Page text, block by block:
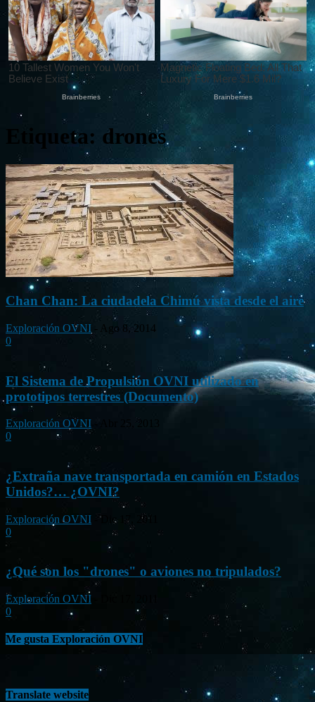
Etiqueta: drones
Chan Chan: La ciudadela Chimú vista desde el aire
Exploración OVNI
Ago 8, 2014
0
El Sistema de Propulsión OVNI utilizado en
prototipos terrestres (Documento)
Exploración OVNI
Abr 25, 2013
0
¿Extraña nave transportada en camión en Estados
Unidos?… ¿OVNI?
Exploración OVNI
Dic 17, 2011
0
¿Qué son los "drones" o aviones no tripulados?
Exploración OVNI
0
Me gusta Exploración OVNI
Translate website